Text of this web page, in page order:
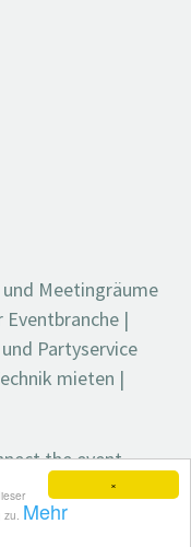
×
zu. Mehr
Meetingräume
Eventbranche |
Partyservice
mieten |
the event
/
und mehr